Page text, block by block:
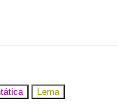
Lema